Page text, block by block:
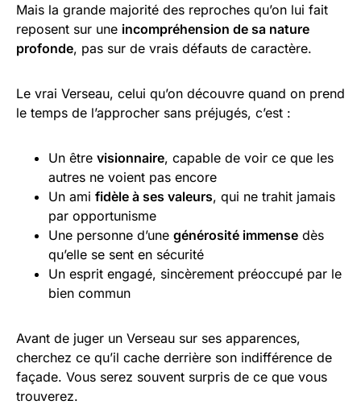
Mais la grande majorité des reproches qu’on lui fait
reposent sur une incompréhension de sa nature
profonde, pas sur de vrais défauts de caractère.
Le vrai Verseau, celui qu’on découvre quand on prend
le temps de l’approcher sans préjugés, c’est :
Un être visionnaire, capable de voir ce que les
autres ne voient pas encore
Un ami fidèle à ses valeurs, qui ne trahit jamais
par opportunisme
Une personne d’une générosité immense dès
qu’elle se sent en sécurité
Un esprit engagé, sincèrement préoccupé par le
bien commun
Avant de juger un Verseau sur ses apparences,
cherchez ce qu’il cache derrière son indifférence de
façade. Vous serez souvent surpris de ce que vous
trouverez.